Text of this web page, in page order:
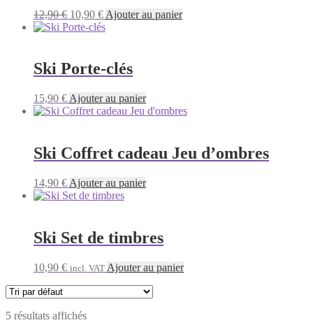
12,90€ Le
prix
12,90 €.
10,90 €Le
prix
10,90 €.
Ajouter au panier
Ski Porte-clés
15,90 € Ajouter au panier
Ski Coffret cadeau Jeu d’ombres
14,90 € Ajouter au panier
Ski Set de timbres
10,90 € incl. VAT Ajouter au panier
5 résultats affichés